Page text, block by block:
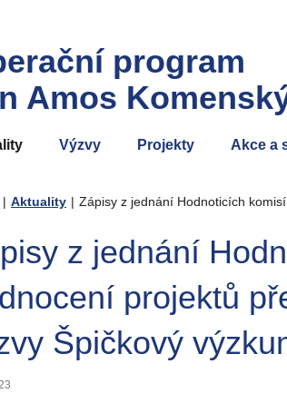
program
Amos
Výzvy Projekty Akce a
| Aktuality | Zápisy z jednání Hodnoticích
z jednání
projektů
Špičkový